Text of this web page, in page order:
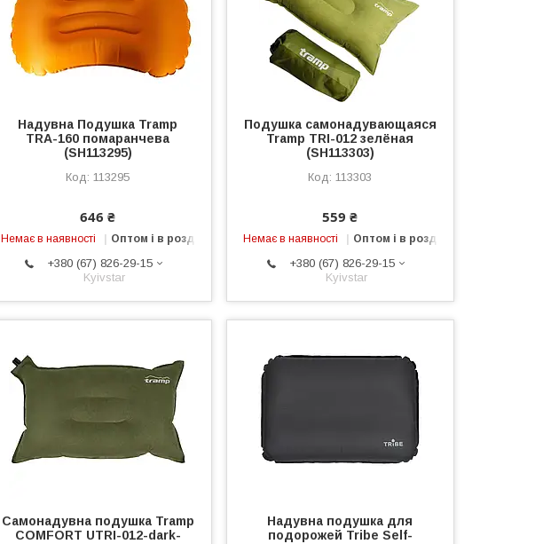
Надувна Подушка Tramp
TRA-160 помаранчева
(SH113295)
113295
646 ₴
Немає в наявності Оптом і в роздріб
+380 (67) 826-29-15
Kyivstar
Подушка самонадувающаяся
Tramp TRI-012 зелёная
(SH113303)
113303
559 ₴
Немає в наявності Оптом і в роздріб
+380 (67) 826-29-15
Kyivstar
Самонадувна подушка Tramp
COMFORT UTRI-012-dark-
Надувна подушка для
подорожей Tribe Self-